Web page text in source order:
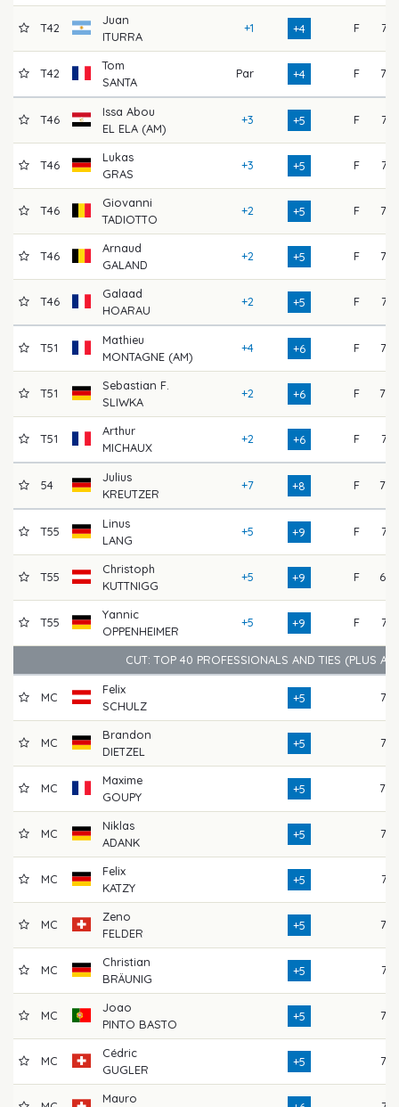
T42
Juan
ITURRA
+1 +4 F 71
T42
Tom
SANTA
Par +4 F 72
T46
Issa Abou
EL ELA (AM)
+3 +5 F 74
T46
Lukas
GRAS
+3 +5 F 71
T46
Giovanni
TADIOTTO
+2 +5 F 76
T46
Arnaud
GALAND
+2 +5 F 73
T46
Galaad
HOARAU
+2 +5 F 74
T51
Mathieu
MONTAGNE (AM)
+4 +6 F 72
T51
Sebastian F.
SLIWKA
+2 +6 F 79
T51
Arthur
MICHAUX
+2 +6 F 71
54
Julius
KREUTZER
+7 +8 F 70
T55
Linus
LANG
+5 +9 F 71
T55
Christoph
KUTTNIGG
+5 +9 F 69
T55
Yannic
OPPENHEIMER
+5 +9 F 74
CUT: TOP 40 PROFESSIONALS AND TIES (PLUS
MC
Felix
SCHULZ
+5 76
MC
Brandon
DIETZEL
+5 77
MC
Maxime
GOUPY
+5 78
MC
Niklas
ADANK
+5 75
MC
Felix
KATZY
+5 71
MC
Zeno
FELDER
+5 76
MC
Christian
BRÄUNIG
+5 74
MC
Joao
PINTO BASTO
+5 72
MC
Cédric
GUGLER
+5 72
Mauro